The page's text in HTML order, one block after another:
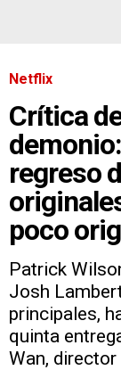
Netflix
Crítica
regreso
poco
Patrick
Josh
principales,
quinta
Wan,